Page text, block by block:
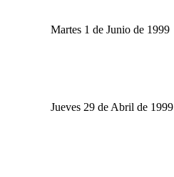
Martes 1 de Junio de 1999
Jueves 29 de Abril de 1999